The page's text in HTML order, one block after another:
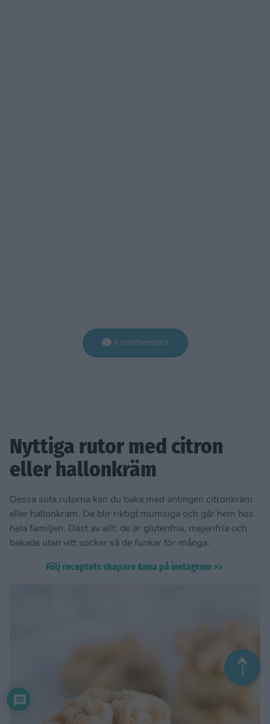
Kommentera
Nyttiga rutor med citron
eller hallonkräm
Dessa söta rutorna kan du baka med antingen citronkräm
eller hallonkräm. De blir riktigt mumsiga och går hem hos
hela familjen. Däst av allt: de är glutenfria, mejerifria och
bakade utan vitt socker så de funkar för många.
Följ receptets skapare Anna på instagram >>